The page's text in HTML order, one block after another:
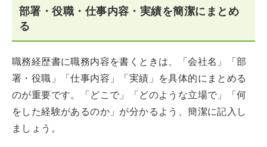
部署・役職・仕事内容・実績を簡潔にまとめ
る
職務経歴書に職務内容を書くときは、「会社名」「部
署・役職」「仕事内容」「実績」を具体的にまとめる
のが重要です。「どこで」「どのような立場で」「何
をした経験があるのか」が分かるよう、簡潔に記入し
ましょう。